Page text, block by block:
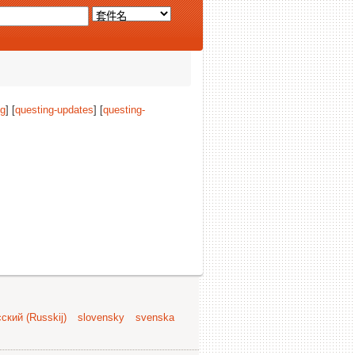
] [questing-updates] [questing-
(Russkij) slovensky svenska